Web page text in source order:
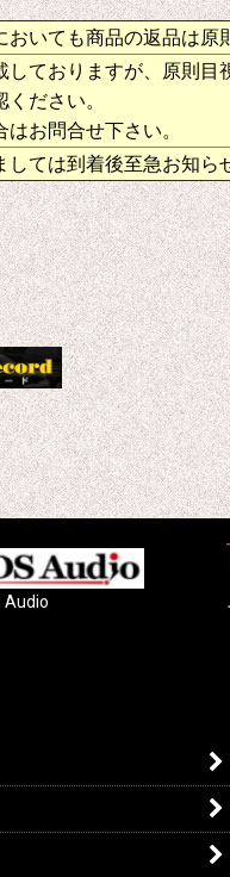
おいても商品の返品は原
しておりますが、原則目
ださい。
お問合せ下さい。
しては到着後至急お知ら
Audio